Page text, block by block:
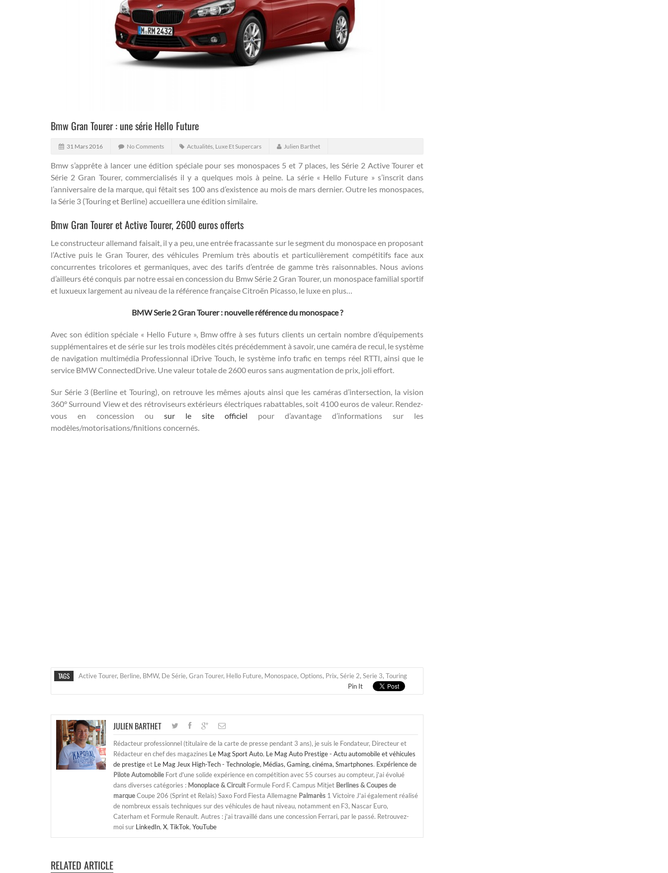
Bmw Gran Tourer : une série Hello Future
31 Mars 2016 No Comments Actualités, Luxe Et Supercars Julien Barthet
Bmw s’apprête à lancer une édition spéciale pour ses monospaces 5 et 7 places, les Série 2 Active Tourer et
Série 2 Gran Tourer, commercialisés il y a quelques mois à peine. La série « Hello Future » s’inscrit dans
l’anniversaire de la marque, qui fêtait ses 100 ans d’existence au mois de mars dernier. Outre les monospaces,
la Série 3 (Touring et Berline) accueillera une édition similaire.
Bmw Gran Tourer et Active Tourer, 2600 euros offerts
Le constructeur allemand faisait, il y a peu, une entrée fracassante sur le segment du monospace en proposant
l’Active puis le Gran Tourer, des véhicules Premium très aboutis et particulièrement compétitifs face aux
concurrentes tricolores et germaniques, avec des tarifs d’entrée de gamme très raisonnables. Nous avions
d’ailleurs été conquis par notre essai en concession du Bmw Série 2 Gran Tourer, un monospace familial sportif
et luxueux largement au niveau de la référence française Citroën Picasso, le luxe en plus…
BMW Serie 2 Gran Tourer : nouvelle référence du monospace ?
Avec son édition spéciale « Hello Future », Bmw offre à ses futurs clients un certain nombre d’équipements
supplémentaires et de série sur les trois modèles cités précédemment à savoir, une caméra de recul, le système
de navigation multimédia Professionnal iDrive Touch, le système info trafic en temps réel RTTI, ainsi que le
service BMW ConnectedDrive. Une valeur totale de 2600 euros sans augmentation de prix, joli effort.
Sur Série 3 (Berline et Touring), on retrouve les mêmes ajouts ainsi que les caméras d’intersection, la vision
360° Surround View et des rétroviseurs extérieurs électriques rabattables, soit 4100 euros de valeur. Rendez-
vous en concession ou sur le site officiel pour d’avantage d’informations sur les
modèles/motorisations/finitions concernés.
TAGS Active Tourer, Berline, BMW, De Série, Gran Tourer, Hello Future, Monospace, Options, Prix, Série 2, Serie 3, Touring
Pin It
JULIEN BARTHET
Rédacteur professionnel (titulaire de la carte de presse pendant 3 ans), je suis le Fondateur, Directeur et
Rédacteur en chef des magazines Le Mag Sport Auto, Le Mag Auto Prestige - Actu automobile et véhicules
de prestigeet Le Mag Jeux High-Tech - Technologie, Médias, Gaming, cinéma, Smartphones. Expérience de
Pilote Automobile Fort d'une solide expérience en compétition avec 55 courses au compteur, j'ai évolué
dans diverses catégories : Monoplace & Circuit Formule Ford F. Campus Mitjet Berlines & Coupes de
marqueCoupe 206 (Sprint et Relais) Saxo Ford Fiesta Allemagne Palmarès 1 Victoire J'ai également réalisé
de nombreux essais techniques sur des véhicules de haut niveau, notamment en F3, Nascar Euro,
Caterham et Formule Renault. Autres : j'ai travaillé dans une concession Ferrari, par le passé. Retrouvez-
moi sur LinkedIn, X, TikTok, YouTube
RELATED ARTICLE